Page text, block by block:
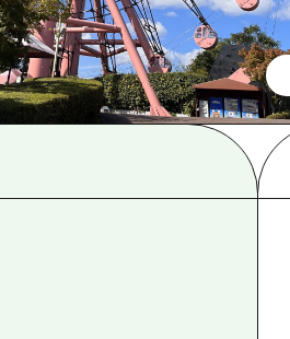
에히메(愛媛)현
시마네(島根)현